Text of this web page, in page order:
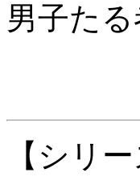
男子た
【シリー